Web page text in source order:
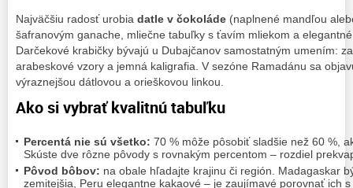
Najväčšiu radosť urobia datle v čokoláde (naplnené mandľou
šafranovým ganache, mliečne tabuľky s ťavím mliekom a
Darčekové krabičky bývajú u Dubajčanov samostatným umením:
arabeskové vzory a jemná kaligrafia. V sezóne Ramadánu sa
výraznejšou dátlovou a orieškovou linkou.
Ako si vybrať kvalitnú tabuľku
Percentá nie sú všetko: 70 % môže pôsobiť sladšie než 60 %,
Skúste dve rôzne pôvody s rovnakým percentom – rozdiel
Pôvod bôbov: na obale hľadajte krajinu či región. Madagaskar
zemitejšia, Peru elegantne kakaové – je zaujímavé porovnať ich